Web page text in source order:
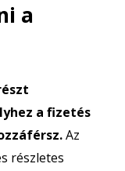
a
a fizetés
Az
részletes